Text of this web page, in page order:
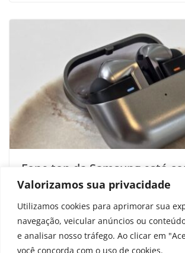
Valorizamos sua privacidade
Utilizamos cookies para aprimorar sua
navegação, veicular anúncios ou
e analisar nosso tráfego. Ao clicar em
você concorda com o uso de cookies.
Fone top da Samsung está
no chão; Buds 3 Pro por
mil
novembro 28, 2025